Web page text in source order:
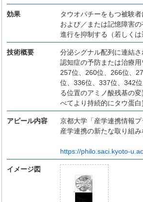
効果
タウオパチーをもつ被験
および／または記憶障害
進行を抑制する（若しくは
技術概要
分泌シグナル配列に連結
認知症の予防または治療
257位、260位、266位、
位、336位、337位、342
る位置のアミノ酸残基の
べてより持続的にタウ蛋
アピール内容
京都大学「産学連携情報
産学連携の新たな取り組
https://philo.saci.kyoto-
イメージ図